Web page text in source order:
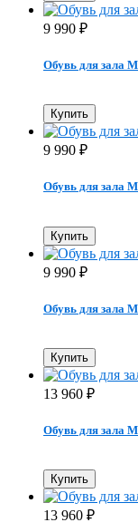
9 990 ₽
Обувь для зала
Купить
9 990 ₽
Обувь для зала
Купить
9 990 ₽
Обувь для зала
Купить
13 960 ₽
Обувь для зала
Купить
13 960 ₽